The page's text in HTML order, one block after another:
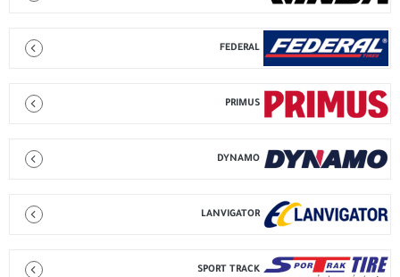
FEDERAL
PRIMUS
DYNAMO
LANVIGATOR
SPORT TRACK